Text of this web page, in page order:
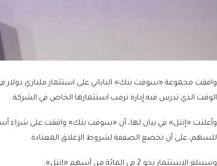
وافقت مجموعة «سوفت بنك» الياباني على استثمار ملياري دولار
الوقت الذي تدرس فيه إدارة ترمب استثمارها الخاص في الشركة.
للسهم، على أن تخضع الصفقة لشروط الإغلاق المعتادة.
وسيبلغ الاستثمار نحو 2 في المائة من أسهم «إنتل».